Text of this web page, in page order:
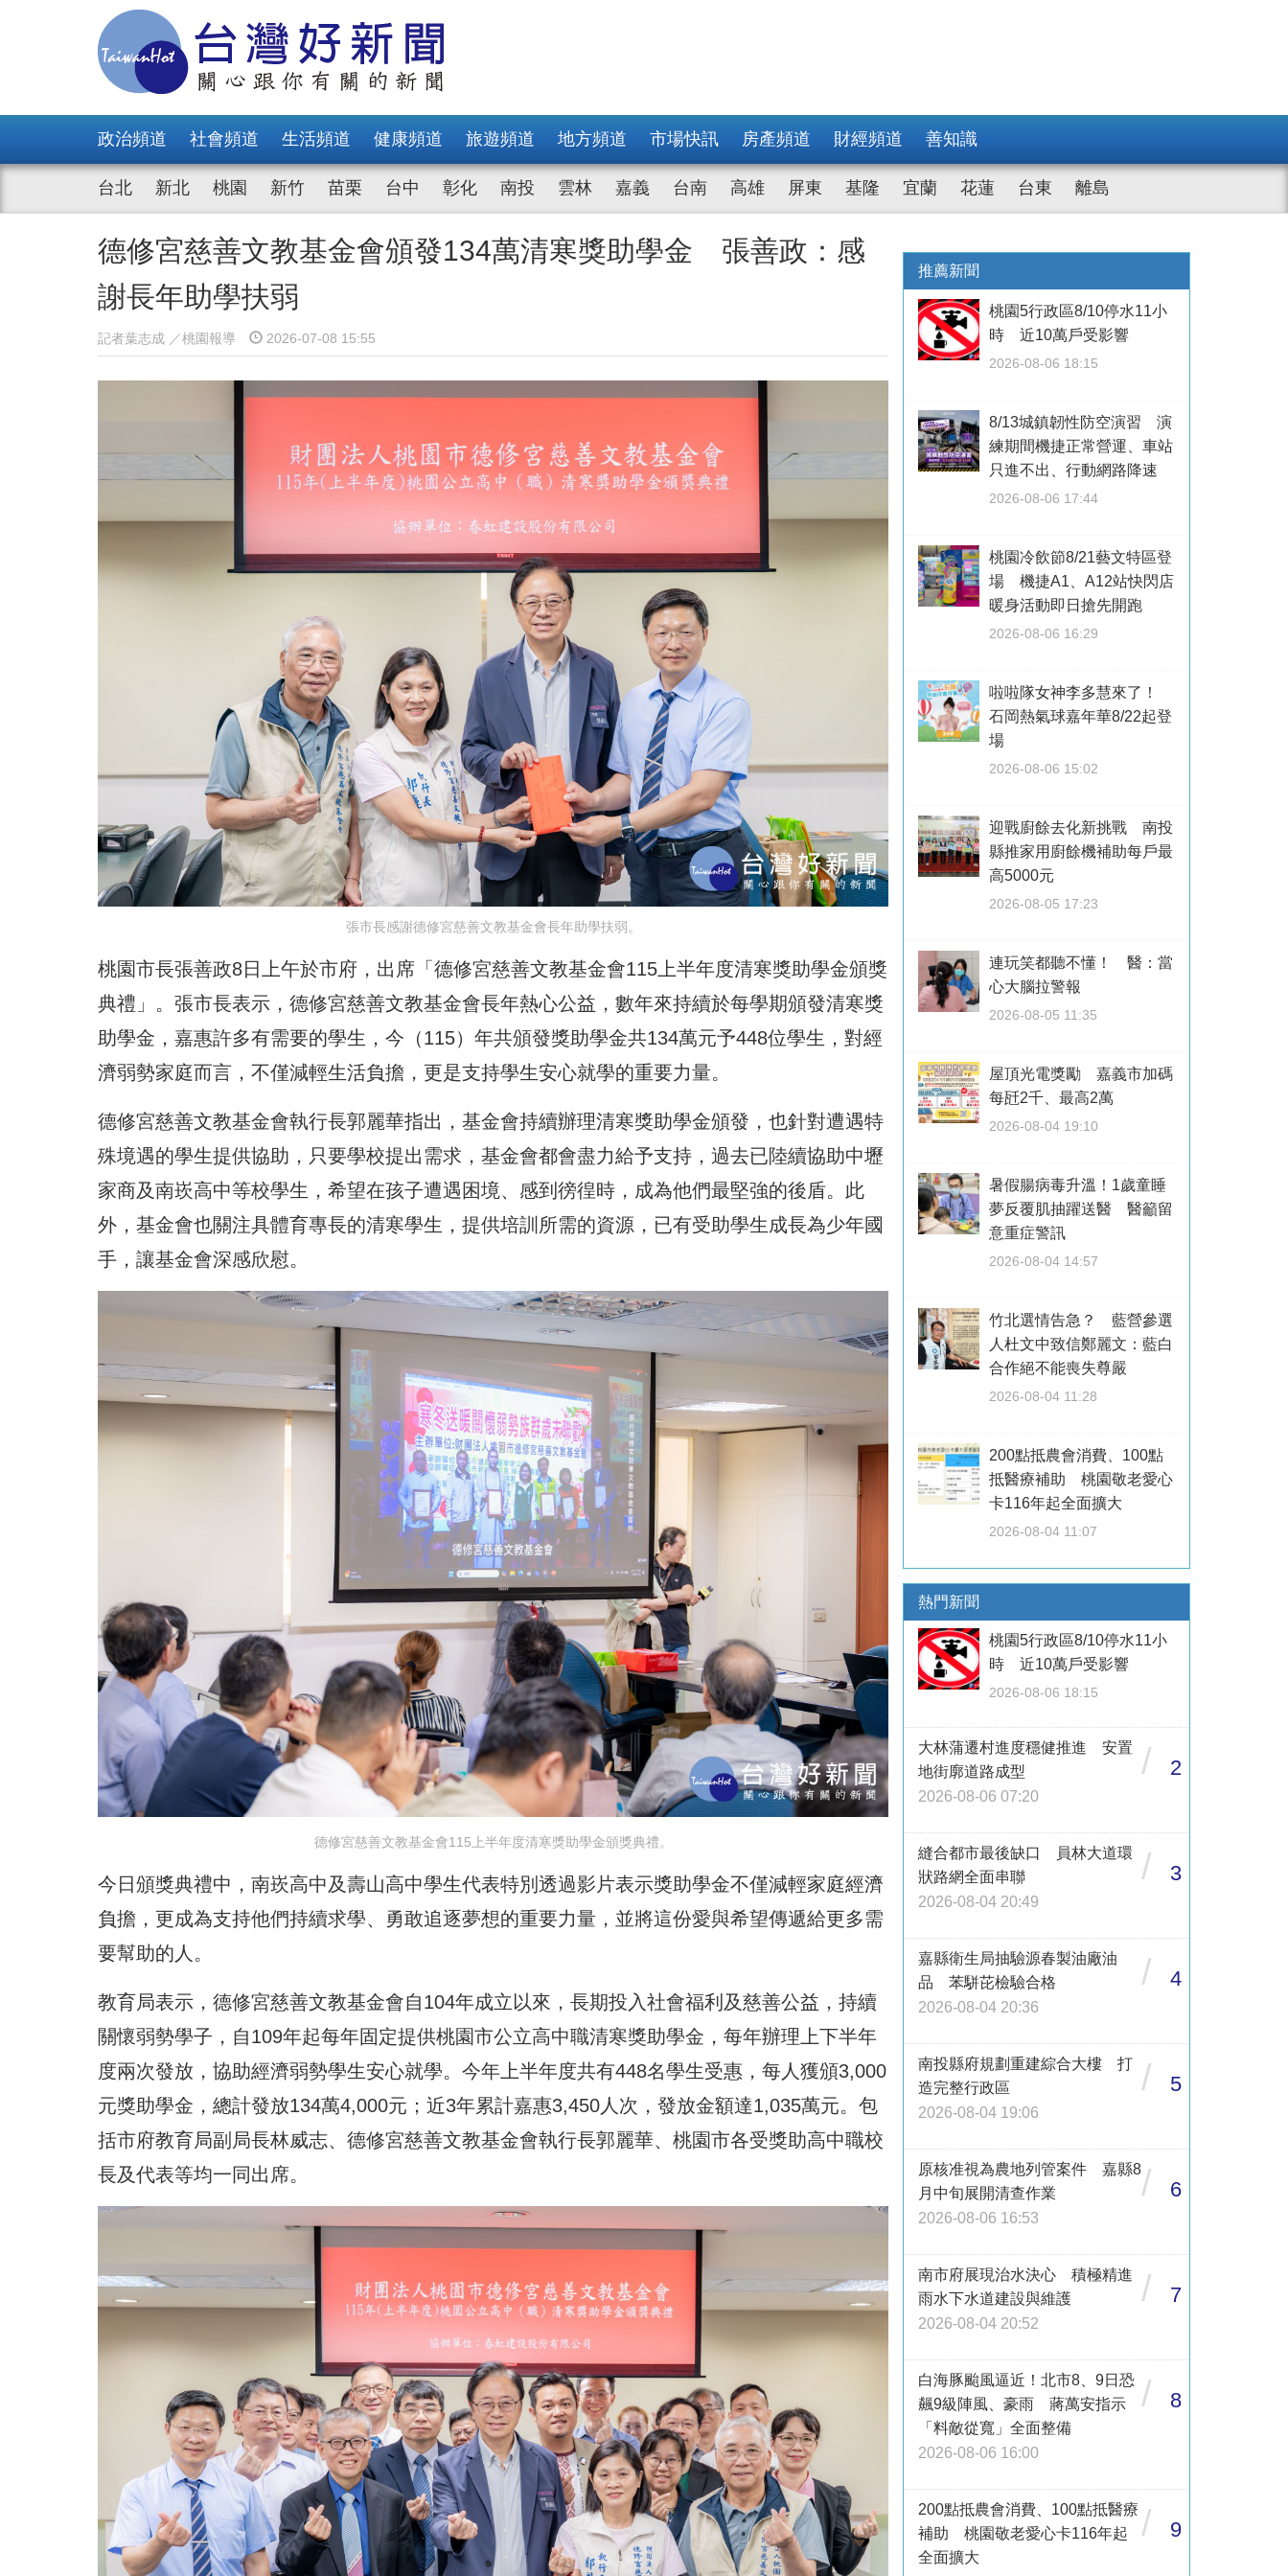
政治頻道 社會頻道 生活頻道 健康頻道 旅遊頻道 地方頻道 市場快訊 房產頻道 財經頻道 善知識
台北 新北 桃園 新竹 苗栗 台中 彰化 南投 雲林 嘉義 台南 高雄 屏東 基隆 宜蘭 花蓮 台東 離島
德修宮慈善文教基金會頒發134萬清寒獎助學金 張善政：感
謝長年助學扶弱
記者葉志成 ／桃園報導 2026-07-08 15:55
張市長感謝德修宮慈善文教基金會長年助學扶弱。
桃園市長張善政8日上午於市府，出席「德修宮慈善文教基金會115上半年度清寒獎助學金頒獎
典禮」。張市長表示，德修宮慈善文教基金會長年熱心公益，數年來持續於每學期頒發清寒獎
助學金，嘉惠許多有需要的學生，今（115）年共頒發獎助學金共134萬元予448位學生，對經
濟弱勢家庭而言，不僅減輕生活負擔，更是支持學生安心就學的重要力量。
德修宮慈善文教基金會執行長郭麗華指出，基金會持續辦理清寒獎助學金頒發，也針對遭遇特
殊境遇的學生提供協助，只要學校提出需求，基金會都會盡力給予支持，過去已陸續協助中壢
家商及南崁高中等校學生，希望在孩子遭遇困境、感到徬徨時，成為他們最堅強的後盾。此
外，基金會也關注具體育專長的清寒學生，提供培訓所需的資源，已有受助學生成長為少年國
手，讓基金會深感欣慰。
德修宮慈善文教基金會115上半年度清寒獎助學金頒獎典禮。
今日頒獎典禮中，南崁高中及壽山高中學生代表特別透過影片表示獎助學金不僅減輕家庭經濟
負擔，更成為支持他們持續求學、勇敢追逐夢想的重要力量，並將這份愛與希望傳遞給更多需
要幫助的人。
教育局表示，德修宮慈善文教基金會自104年成立以來，長期投入社會福利及慈善公益，持續
關懷弱勢學子，自109年起每年固定提供桃園市公立高中職清寒獎助學金，每年辦理上下半年
度兩次發放，協助經濟弱勢學生安心就學。今年上半年度共有448名學生受惠，每人獲頒3,000
元獎助學金，總計發放134萬4,000元；近3年累計嘉惠3,450人次，發放金額達1,035萬元。包
括市府教育局副局長林威志、德修宮慈善文教基金會執行長郭麗華、桃園市各受獎助高中職校
長及代表等均一同出席。
推薦新聞
桃園5行政區8/10停水11小
時 近10萬戶受影響
2026-08-06 18:15
8/13城鎮韌性防空演習 演
練期間機捷正常營運、車站
只進不出、行動網路降速
2026-08-06 17:44
桃園冷飲節8/21藝文特區登
場 機捷A1、A12站快閃店
暖身活動即日搶先開跑
2026-08-06 16:29
啦啦隊女神李多慧來了！
石岡熱氣球嘉年華8/22起登
場
2026-08-06 15:02
迎戰廚餘去化新挑戰 南投
縣推家用廚餘機補助每戶最
高5000元
2026-08-05 17:23
連玩笑都聽不懂！ 醫：當
心大腦拉警報
2026-08-05 11:35
屋頂光電獎勵 嘉義市加碼
每瓩2千、最高2萬
2026-08-04 19:10
暑假腸病毒升溫！1歲童睡
夢反覆肌抽躍送醫 醫籲留
意重症警訊
2026-08-04 14:57
竹北選情告急？ 藍營參選
人杜文中致信鄭麗文：藍白
合作絕不能喪失尊嚴
2026-08-04 11:28
200點抵農會消費、100點
抵醫療補助 桃園敬老愛心
卡116年起全面擴大
2026-08-04 11:07
熱門新聞
桃園5行政區8/10停水11小
時 近10萬戶受影響
2026-08-06 18:15
大林蒲遷村進度穩健推進 安置
地街廓道路成型
2026-08-06 07:20
/ 2
縫合都市最後缺口 員林大道環
狀路網全面串聯
2026-08-04 20:49
/ 3
嘉縣衛生局抽驗源春製油廠油
品 苯駢芘檢驗合格
2026-08-04 20:36
/ 4
南投縣府規劃重建綜合大樓 打
造完整行政區
2026-08-04 19:06
/ 5
原核准視為農地列管案件 嘉縣8
月中旬展開清查作業
2026-08-06 16:53
/ 6
南市府展現治水決心 積極精進
雨水下水道建設與維護
2026-08-04 20:52
/ 7
白海豚颱風逼近！北市8、9日恐
飆9級陣風、豪雨 蔣萬安指示
「料敵從寬」全面整備
2026-08-06 16:00
/ 8
200點抵農會消費、100點抵醫療
補助 桃園敬老愛心卡116年起
全面擴大
/ 9